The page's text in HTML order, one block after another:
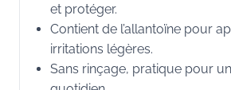
et protéger.
Contient de l’allantoïne pour
irritations légères.
Sans rinçage, pratique pour